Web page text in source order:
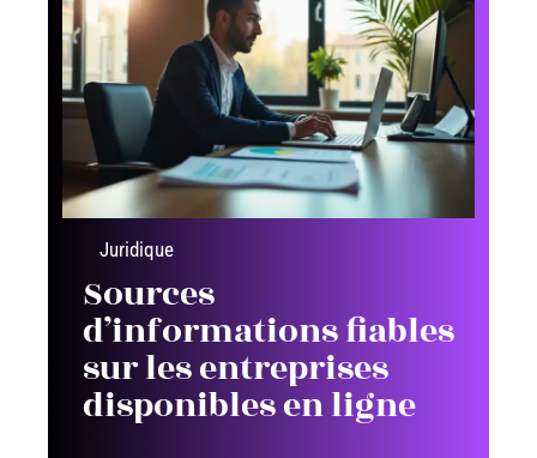
Juridique
Sources
d’informations fiables
sur les entreprises
disponibles en ligne